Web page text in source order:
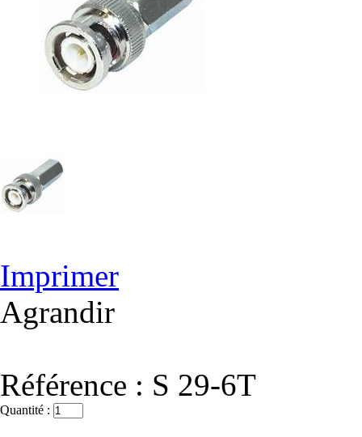
Imprimer
Agrandir
Référence : S 29-6T
Quantité :